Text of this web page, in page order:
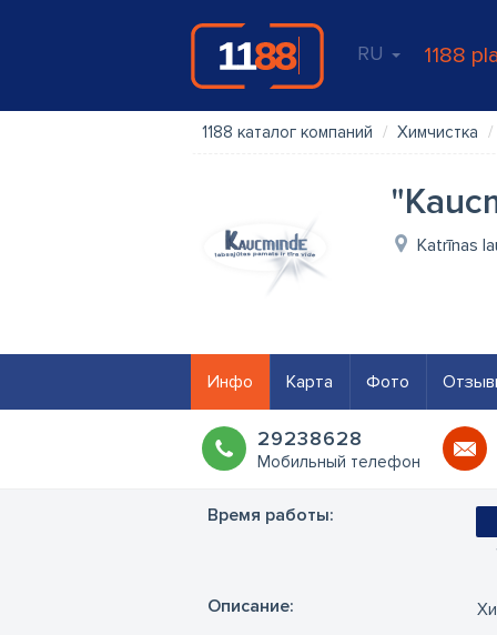
RU 1188
1188 каталог компаний Химчистка
Katrīnas
Инфо Карта Фото
29238628
Мобильный телефон
Время работы:
Oписание: